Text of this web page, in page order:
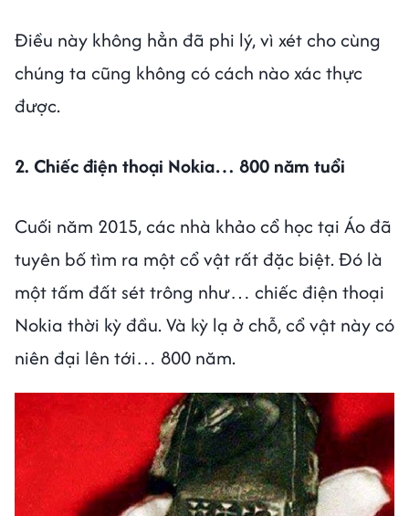
Điều này không hẳn đã phi lý, vì xét cho cùng
chúng ta cũng không có cách nào xác thực
được.
2. Chiếc điện thoại Nokia… 800 năm tuổi
Cuối năm 2015, các nhà khảo cổ học tại Áo đã
tuyên bố tìm ra một cổ vật rất đặc biệt. Đó là
một tấm đất sét trông như… chiếc điện thoại
Nokia thời kỳ đầu. Và kỳ lạ ở chỗ, cổ vật này có
niên đại lên tới… 800 năm.